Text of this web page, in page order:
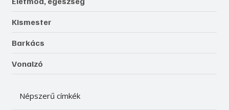
Kismester
Barkács
Vonalzó
Népszerű címkék